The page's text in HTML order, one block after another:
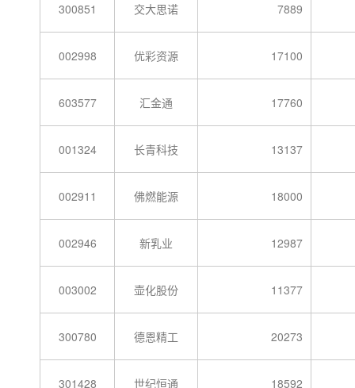
300851 交大思诺 7889
002998 优彩资源 17100
603577 汇金通 17760
001324 长青科技 13137
002911 佛燃能源 18000
002946 新乳业 12987
003002 壶化股份 11377
300780 德恩精工 20273
301428 世纪恒通 18592